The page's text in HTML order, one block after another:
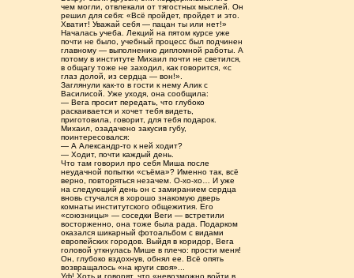
чем могли, отвлекали от тягостных мыслей. Он
решил для себя: «Всё пройдет, пройдет и это.
Хватит! Уважай себя — пацан ты или нет!»
Началась учеба. Лекций на пятом курсе уже
почти не было, учебный процесс был подчинен
главному — выполнению дипломной работы. А
потому в институте Михаил почти не светился,
в общагу тоже не заходил, как говорится, «с
глаз долой, из сердца — вон!».
Заглянули как-то в гости к нему Алик с
Василисой. Уже уходя, она сообщила:
— Вега просит передать, что глубоко
раскаивается и хочет тебя видеть,
приготовила, говорит, для тебя подарок.
Михаил, озадачено закусив губу,
поинтересовался:
— А Александр-то к ней ходит?
— Ходит, почти каждый день.
Что там говорил про себя Миша после
неудачной попытки «съёма»? Именно так, всё
верно, повторяться незачем. О-хо-хо… И уже
на следующий день он с замиранием сердца
вновь стучался в хорошо знакомую дверь
комнаты институтского общежития. Его
«союзницы» — соседки Веги — встретили
восторженно, она тоже была рада. Подарком
оказался шикарный фотоальбом с видами
европейских городов. Выйдя в коридор, Вега
головой уткнулась Мише в плечо: прости меня!
Он, глубоко вздохнув, обнял ее. Всё опять
возвращалось «на круги своя»...
Уф! Хоть и говорят, что «невозможно войти в